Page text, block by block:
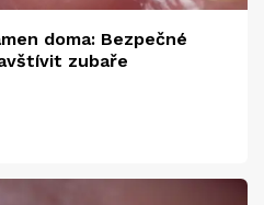
doma: Bezpečné
zubaře